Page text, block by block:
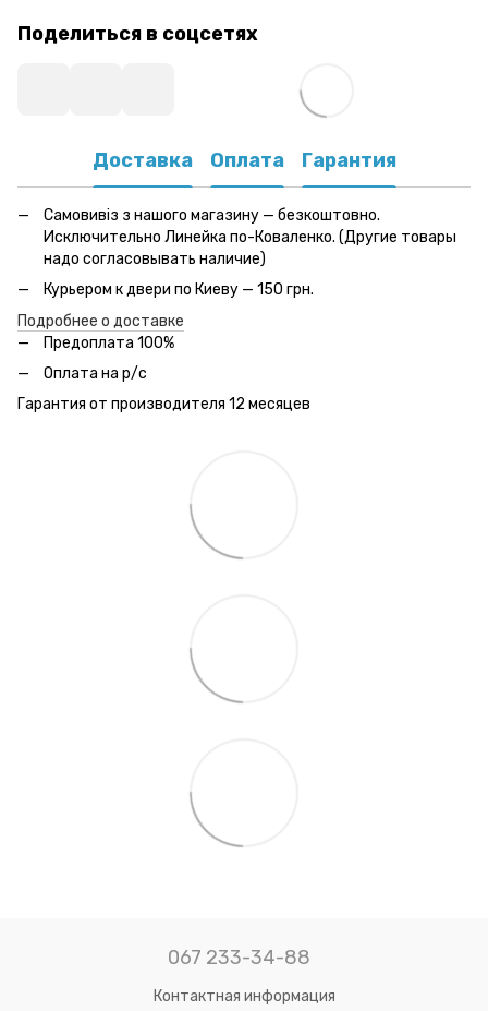
Поделиться в соцсетях
Доставка Оплата Гарантия
Самовивіз з нашого магазину — безкоштовно.
Исключительно Линейка по-Коваленко. (Другие товары
надо согласовывать наличие)
Курьером к двери по Киеву — 150 грн.
Подробнее о доставке
Предоплата 100%
Оплата на р/с
Гарантия от производителя 12 месяцев
067 233-34-88
Контактная информация